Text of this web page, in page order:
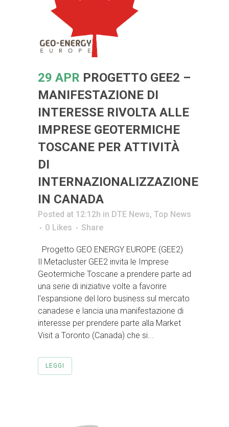
29 APR PROGETTO GEE2 –
MANIFESTAZIONE DI
INTERESSE RIVOLTA ALLE
IMPRESE GEOTERMICHE
TOSCANE PER ATTIVITÀ
DI
INTERNAZIONALIZZAZIONE
IN CANADA
Posted at 12:12h in DTE News, Top News
0 Likes Share
Progetto GEO ENERGY EUROPE (GEE2)
Il Metacluster GEE2 invita le Imprese
Geotermiche Toscane a prendere parte ad
una serie di iniziative volte a favorire
l'espansione del loro business sul mercato
canadese e lancia una manifestazione di
interesse per prendere parte alla Market
Visit a Toronto (Canada) che si...
LEGGI